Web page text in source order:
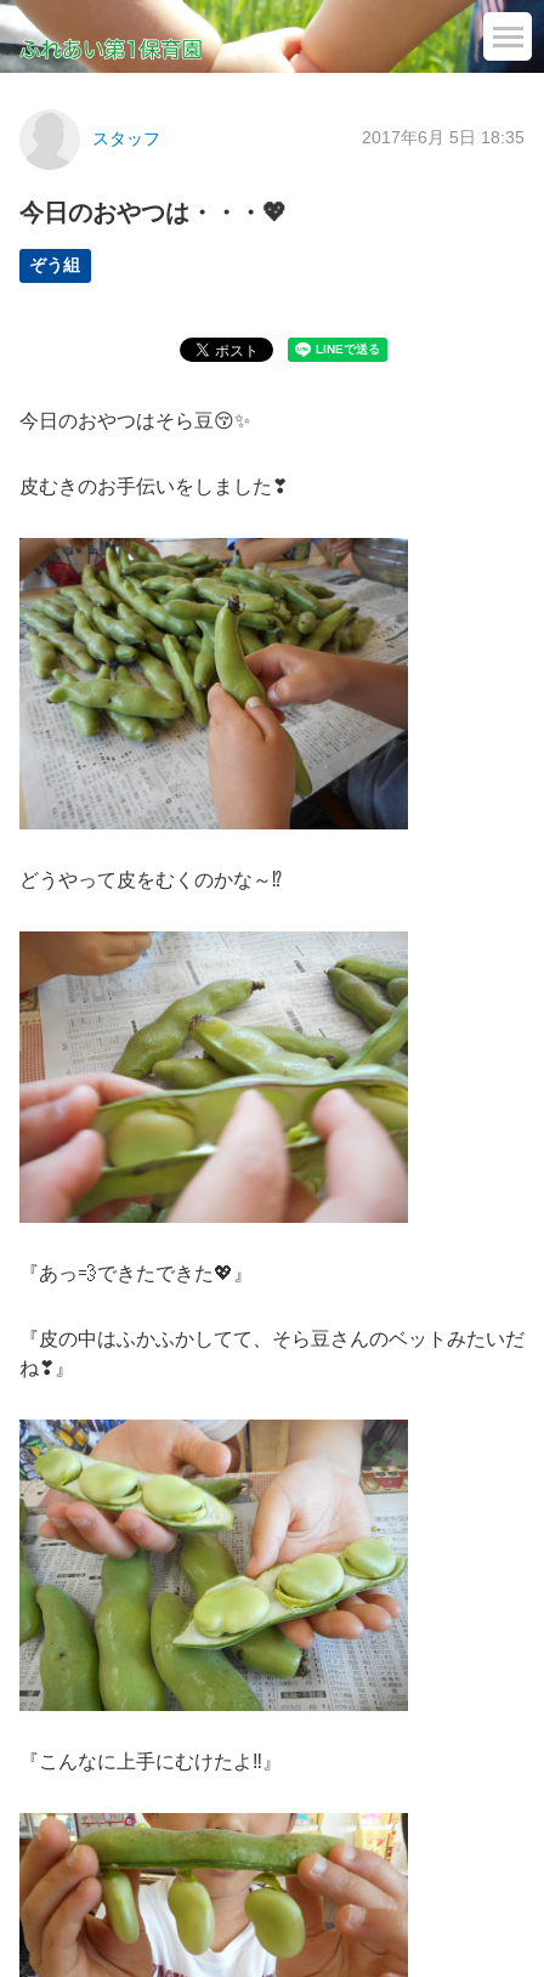
スタッフ 2017年6月 5日 18:35
今日のおやつは・・・💖
ぞう組
今日のおやつはそら豆😚✨
皮むきのお手伝いをしました❣
どうやって皮をむくのかな～⁉
『あっ💨できたできた💖』
『皮の中はふかふかしてて、そら豆さんのベットみたいだ
ね❣』
『こんなに上手にむけたよ‼』